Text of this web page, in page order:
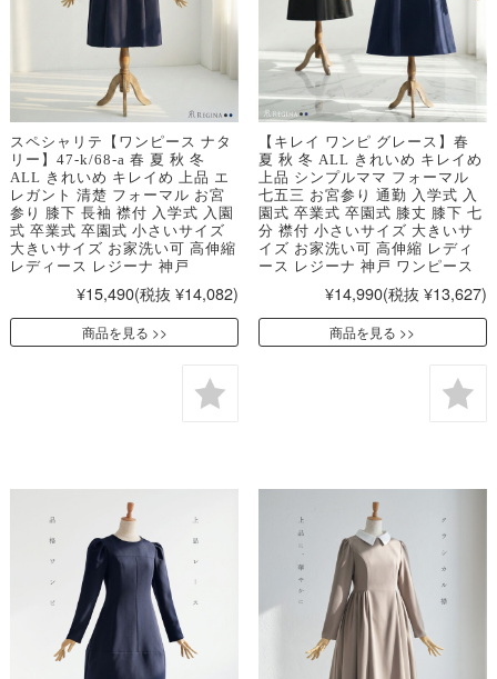
スペシャリテ【ワンピース ナタ
リー】47-k/68-a 春 夏 秋 冬
ALL きれいめ キレイめ 上品 エ
レガント 清楚 フォーマル お宮
参り 膝下 長袖 襟付 入学式 入園
式 卒業式 卒園式 小さいサイズ
大きいサイズ お家洗い可 高伸縮
レディース レジーナ 神戸
¥15,490(税抜 ¥14,082)
商品を見る
【キレイ ワンピ グレース】春
夏 秋 冬 ALL きれいめ キレイめ
上品 シンプルママ フォーマル
七五三 お宮参り 通勤 入学式 入
園式 卒業式 卒園式 膝丈 膝下 七
分 襟付 小さいサイズ 大きいサ
イズ お家洗い可 高伸縮 レディ
ース レジーナ 神戸 ワンピース
¥14,990(税抜 ¥13,627)
商品を見る